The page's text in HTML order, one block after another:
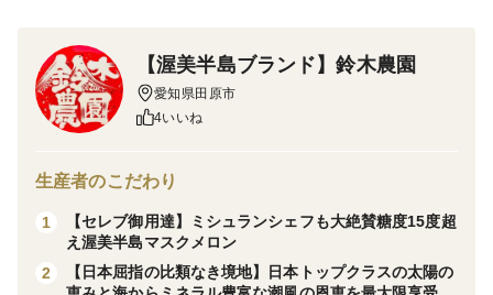
1年待ち2年待ちとなる前にご注文をされる事をおススメ
します。上限に達し次第、予告なく終了しますので予め
ご了承ください。
渥美半島は作物にとって最高の条件である温暖な気候に
加え、ミネラル豊富な潮風の恩恵を享受しており農業算
出額5年連続日本一を獲得した全国屈指の農業王国で
【渥美半島ブランド】鈴木農園
愛知県田原市
4いいね
生産者のこだわり
1
【セレブ御用達】ミシュランシェフも大絶賛糖度15度超
え渥美半島マスクメロン
2
【日本屈指の比類なき境地】日本トップクラスの太陽の